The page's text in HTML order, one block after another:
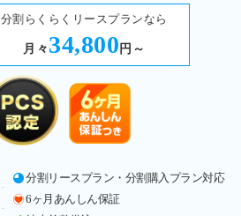
分割らくらくリースプランなら
月々 34,800 円～
分割リースプラン・分割購入プラン対応
6ヶ月あんしん保証